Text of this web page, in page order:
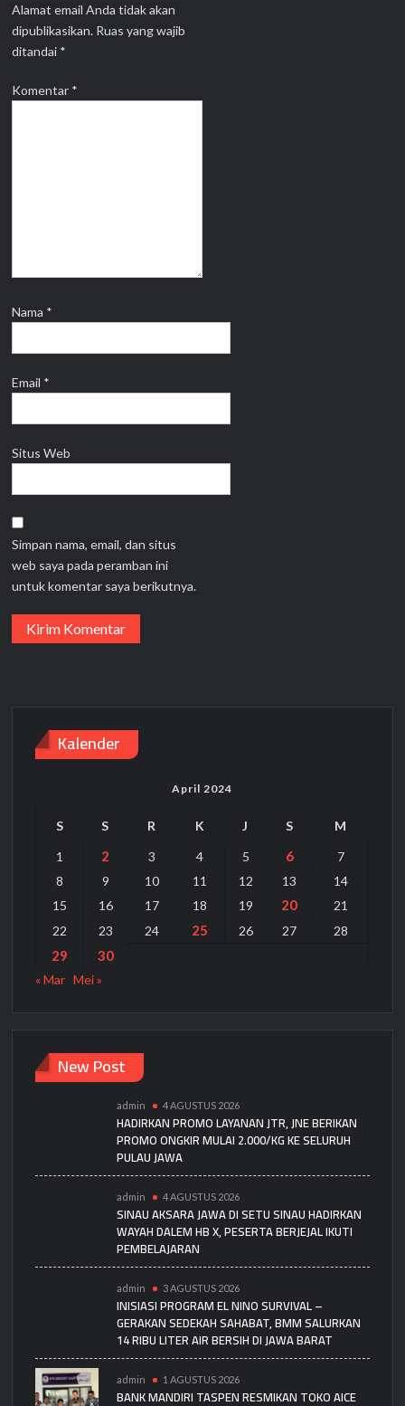
Alamat email Anda tidak akan
dipublikasikan. Ruas yang wajib
ditandai *
Komentar *
Nama *
Email *
Situs Web
Simpan nama, email, dan situs
web saya pada peramban ini
untuk komentar saya berikutnya.
Kalender
April 2024
S S R K J S
M
1
2 3 4 5 6
7
8
9 10 11 12 13
14
15
16 17 18 19 20
21
22
23 24 25 26 27 28
29 30
« Mar Mei »
New Post
admin 4 AGUSTUS 2026
HADIRKAN PROMO LAYANAN JTR, JNE BERIKAN
PROMO ONGKIR MULAI 2.000/KG KE SELURUH
PULAU JAWA
admin 4 AGUSTUS 2026
SINAU AKSARA JAWA DI SETU SINAU HADIRKAN
WAYAH DALEM HB X, PESERTA BERJEJAL IKUTI
PEMBELAJARAN
admin 3 AGUSTUS 2026
INISIASI PROGRAM EL NINO SURVIVAL –
GERAKAN SEDEKAH SAHABAT, BMM SALURKAN
14 RIBU LITER AIR BERSIH DI JAWA BARAT
admin 1 AGUSTUS 2026
BANK MANDIRI TASPEN RESMIKAN TOKO AICE